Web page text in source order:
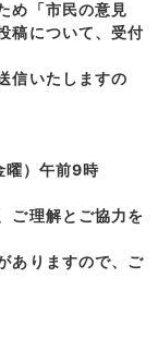
め「市民の意見
稿について、受付
信いたしますの
）午前9時
ご理解とご協力を
ありますので、ご